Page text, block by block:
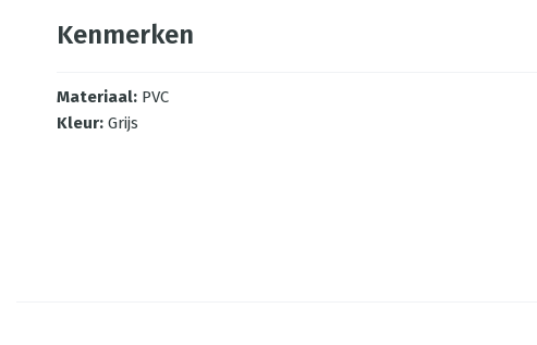
Kenmerken
Materiaal: PVC
Kleur: Grijs